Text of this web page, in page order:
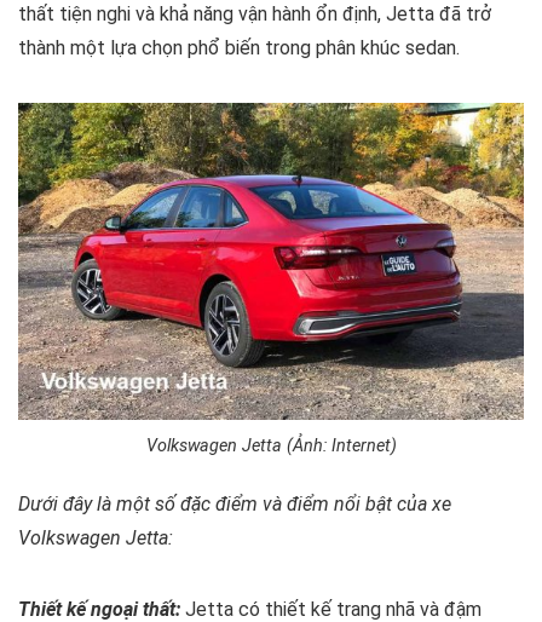
thất tiện nghi và khả năng vận hành ổn định, Jetta đã trở
thành một lựa chọn phổ biến trong phân khúc sedan.
Volkswagen Jetta (Ảnh: Internet)
Dưới đây là một số đặc điểm và điểm nổi bật của xe
Volkswagen Jetta:
Thiết kế ngoại thất: Jetta có thiết kế trang nhã và đậm